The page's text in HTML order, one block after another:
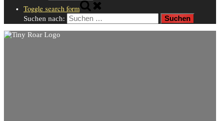
Toggle search form
Suchen nach: